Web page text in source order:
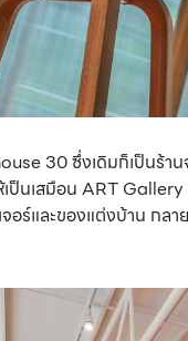
30 ซึ่งเดิมก็เป็นร้า
ป็นเสมือน ART
อร์และของแต่งบ้าน กล